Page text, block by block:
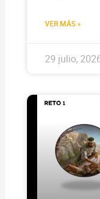
VER MÁS »
29 julio,